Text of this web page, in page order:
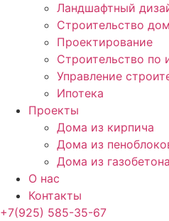
Ландшафтный
Строительство
Проектирование
Строительство по
Управление
Ипотека
Проекты
Дома из кирпича
Дома из
Дома из газобетона
О нас
Контакты
+7(925) 585-35-67